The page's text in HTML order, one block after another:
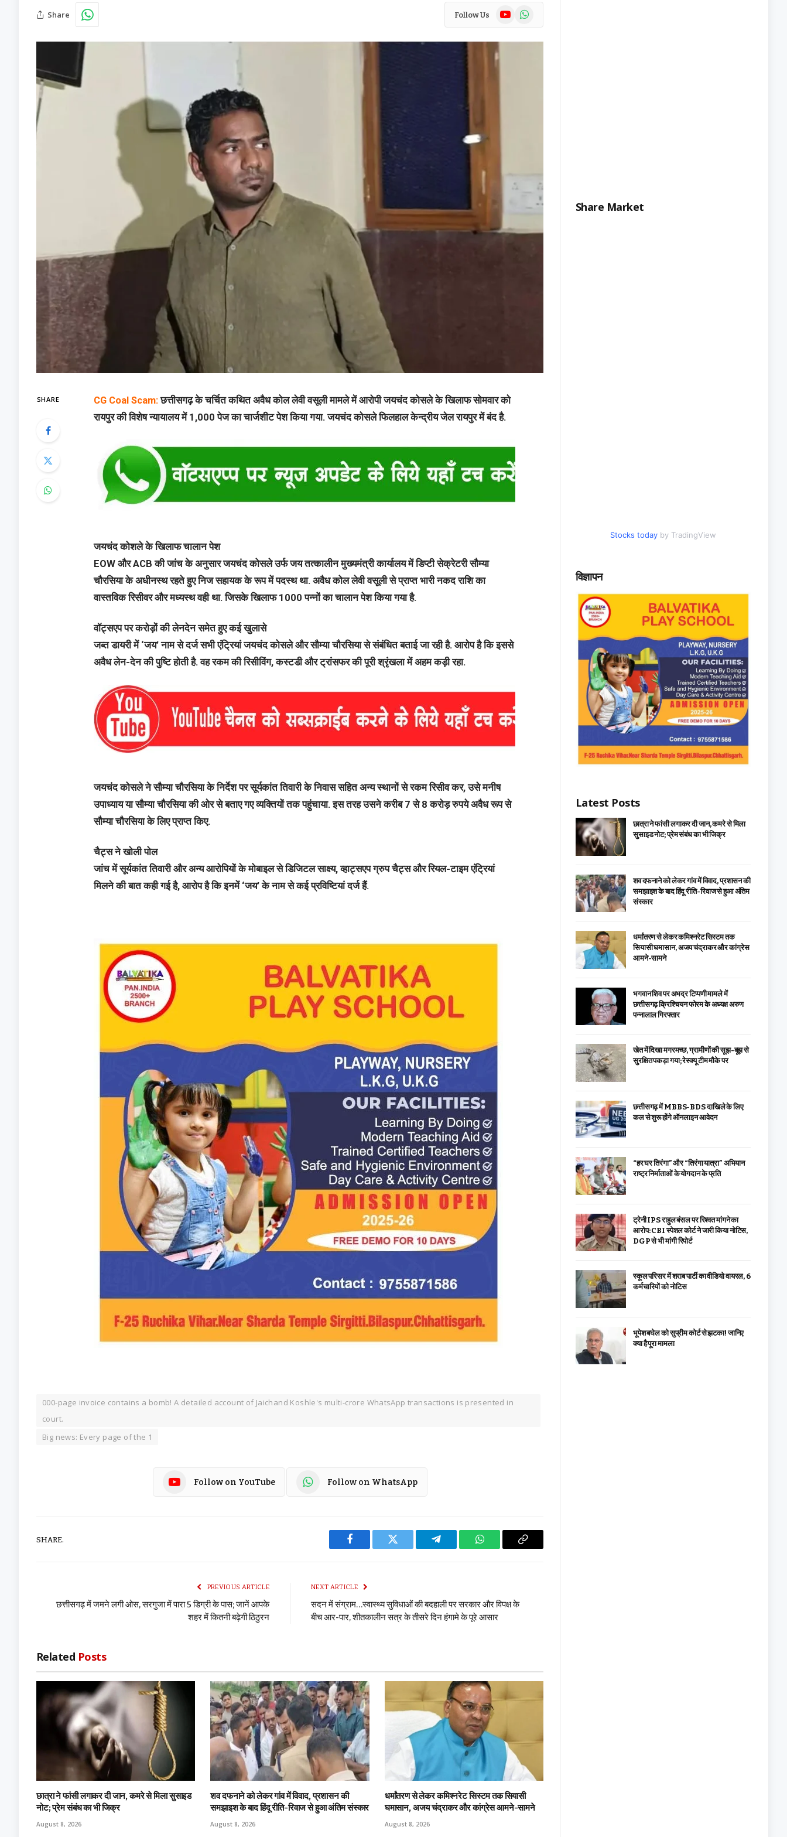
Share Follow Us YouTubeWhatsApp
SHARE CG Coal Scam:छत्तीसगढ़ के चर्चित कथित अवैध कोल लेवी वसूली मामले में आरोपी जयचंद कोसले के खिलाफ सोमवार को
रायपुर की विशेष न्यायालय में 1,000 पेज का चार्जशीट पेश किया गया. जयचंद कोसले फिलहाल केन्द्रीय जेल रायपुर में बंद है.
जयचंद कोशले के खिलाफ चालान पेश
EOW और ACB की जांच के अनुसार जयचंद कोसले उर्फ जय तत्कालीन मुख्यमंत्री कार्यालय में डिप्टी सेक्रेटरी सौम्या
चौरसिया के अधीनस्थ रहते हुए निज सहायक के रूप में पदस्थ था. अवैध कोल लेवी वसूली से प्राप्त भारी नकद राशि का
वास्तविक रिसीवर और मध्यस्थ वही था. जिसके खिलाफ 1000 पन्नों का चालान पेश किया गया है.
वॉट्सएप पर करोड़ों की लेनदेन समेत हुए कई खुलासे
जब्त डायरी में ‘जय’ नाम से दर्ज सभी एंट्रियां जयचंद कोसले और सौम्या चौरसिया से संबंधित बताई जा रही है. आरोप है कि इससे
अवैध लेन-देन की पुष्टि होती है. वह रकम की रिसीविंग, कस्टडी और ट्रांसफर की पूरी श्रृंखला में अहम कड़ी रहा.
जयचंद कोसले ने सौम्या चौरसिया के निर्देश पर सूर्यकांत तिवारी के निवास सहित अन्य स्थानों से रकम रिसीव कर, उसे मनीष
उपाध्याय या सौम्या चौरसिया की ओर से बताए गए व्यक्तियों तक पहुंचाया. इस तरह उसने करीब 7 से 8 करोड़ रुपये अवैध रूप से
सौम्या चौरसिया के लिए प्राप्त किए.
चैट्स ने खोली पोल
जांच में सूर्यकांत तिवारी और अन्य आरोपियों के मोबाइल से डिजिटल साक्ष्य, व्हाट्सएप ग्रुप चैट्स और रियल-टाइम एंट्रियां
मिलने की बात कही गई है, आरोप है कि इनमें ‘जय’ के नाम से कई प्रविष्टियां दर्ज हैं.
000-page invoice contains a bomb! A detailed account of Jaichand Koshle's multi-crore WhatsApp transactions is presented in
court.
Big news: Every page of the 1
Follow on YouTube Follow on WhatsApp
SHARE.
Facebook Twitter Telegram WhatsAppCopy
PREVIOUS ARTICLE
छत्तीसगढ़ में जमने लगी ओस, सरगुजा में पारा 5 डिग्री के पास; जानें आपके
शहर में कितनी बढ़ेगी ठिठुरन
NEXT ARTICLE
सदन में संग्राम…स्वास्थ्य सुविधाओं की बदहाली पर सरकार और विपक्ष के
बीच आर-पार, शीतकालीन सत्र के तीसरे दिन हंगामे के पूरे आसार
Related Posts
छात्रा ने फांसी लगाकर दी जान, कमरे से मिला सुसाइड
नोट; प्रेम संबंध का भी जिक्र
August 8, 2026
शव दफनाने को लेकर गांव में विवाद, प्रशासन की
समझाइश के बाद हिंदू रीति-रिवाज से हुआ अंतिम संस्कार
August 8, 2026
धर्मांतरण से लेकर कमिश्नरेट सिस्टम तक सियासी
घमासान, अजय चंद्राकर और कांग्रेस आमने-सामने
August 8, 2026
Share Market
Stocks today by TradingView
विज्ञापन
Latest Posts
छात्रा ने फांसी लगाकर दी जान, कमरे से मिला
सुसाइड नोट; प्रेम संबंध का भी जिक्र
शव दफनाने को लेकर गांव में विवाद, प्रशासन की
समझाइश के बाद हिंदू रीति-रिवाज से हुआ अंतिम
संस्कार
धर्मांतरण से लेकर कमिश्नरेट सिस्टम तक
सियासी घमासान, अजय चंद्राकर और कांग्रेस
आमने-सामने
भगवान शिव पर अभद्र टिप्पणी मामले में
छत्तीसगढ़ क्रिश्चियन फोरम के अध्यक्ष अरुण
पन्नालाल गिरफ्तार
खेत में दिखा मगरमच्छ, ग्रामीणों की सूझ-बूझ से
सुरक्षित पकड़ा गया; रेस्क्यू टीम मौके पर
छत्तीसगढ़ में MBBS-BDS दाखिले के लिए
कल से शुरू होंगे ऑनलाइन आवेदन
“हर घर तिरंगा” और “तिरंगा यात्रा” अभियान
राष्ट्र निर्माताओं के योगदान के प्रति
ट्रेनी IPS राहुल बंसल पर रिश्वत मांगने का
आरोप: CBI स्पेशल कोर्ट ने जारी किया नोटिस,
DGP से भी मांगी रिपोर्ट
स्कूल परिसर में शराब पार्टी का वीडियो वायरल, 6
कर्मचारियों को नोटिस
भूपेश बघेल को सुप्रीम कोर्ट से झटका! जानिए
क्या है पूरा मामला